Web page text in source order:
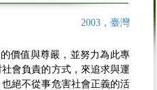
2003，臺灣
價值與尊嚴，並努力為此專
會負責的方式，來追求與運
絕不從事危害社會正義的活